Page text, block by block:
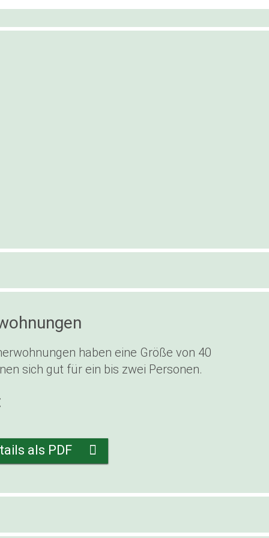
haben eine Größe von 40
sich gut für ein bis zwei Personen.
als PDF